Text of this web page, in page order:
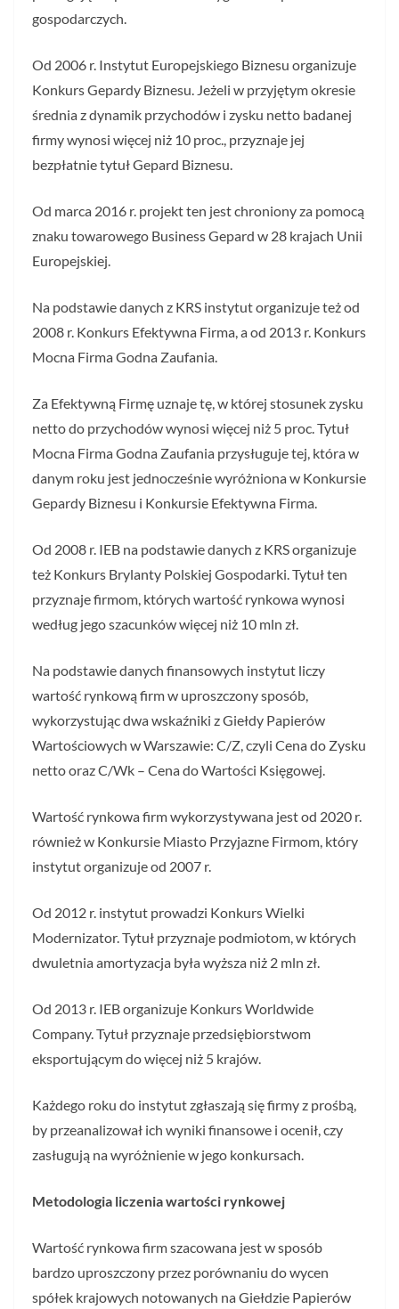
gospodarczych.
Od 2006 r. Instytut Europejskiego Biznesu organizuje
Konkurs Gepardy Biznesu. Jeżeli w przyjętym okresie
średnia z dynamik przychodów i zysku netto badanej
firmy wynosi więcej niż 10 proc., przyznaje jej
bezpłatnie tytuł Gepard Biznesu.
Od marca 2016 r. projekt ten jest chroniony za pomocą
znaku towarowego Business Gepard w 28 krajach Unii
Europejskiej.
Na podstawie danych z KRS instytut organizuje też od
2008 r. Konkurs Efektywna Firma, a od 2013 r. Konkurs
Mocna Firma Godna Zaufania.
Za Efektywną Firmę uznaje tę, w której stosunek zysku
netto do przychodów wynosi więcej niż 5 proc. Tytuł
Mocna Firma Godna Zaufania przysługuje tej, która w
danym roku jest jednocześnie wyróżniona w Konkursie
Gepardy Biznesu i Konkursie Efektywna Firma.
Od 2008 r. IEB na podstawie danych z KRS organizuje
też Konkurs Brylanty Polskiej Gospodarki. Tytuł ten
przyznaje firmom, których wartość rynkowa wynosi
według jego szacunków więcej niż 10 mln zł.
Na podstawie danych finansowych instytut liczy
wartość rynkową firm w uproszczony sposób,
wykorzystując dwa wskaźniki z Giełdy Papierów
Wartościowych w Warszawie: C/Z, czyli Cena do Zysku
netto oraz C/Wk – Cena do Wartości Księgowej.
Wartość rynkowa firm wykorzystywana jest od 2020 r.
również w Konkursie Miasto Przyjazne Firmom, który
instytut organizuje od 2007 r.
Od 2012 r. instytut prowadzi Konkurs Wielki
Modernizator. Tytuł przyznaje podmiotom, w których
dwuletnia amortyzacja była wyższa niż 2 mln zł.
Od 2013 r. IEB organizuje Konkurs Worldwide
Company. Tytuł przyznaje przedsiębiorstwom
eksportującym do więcej niż 5 krajów.
Każdego roku do instytut zgłaszają się firmy z prośbą,
by przeanalizował ich wyniki finansowe i ocenił, czy
zasługują na wyróżnienie w jego konkursach.
Metodologia liczenia wartości rynkowej
Wartość rynkowa firm szacowana jest w sposób
bardzo uproszczony przez porównaniu do wycen
spółek krajowych notowanych na Giełdzie Papierów